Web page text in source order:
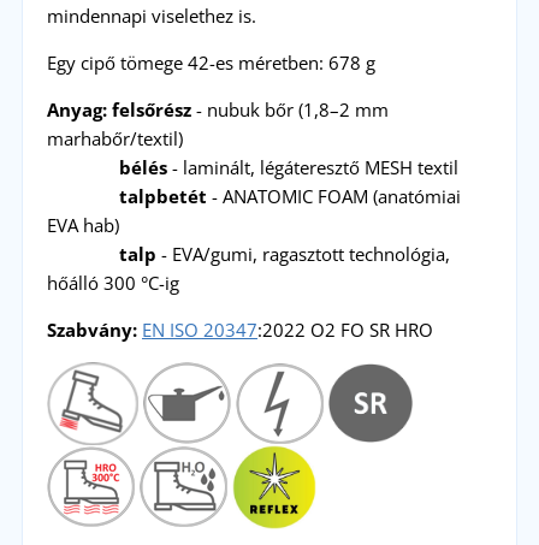
mindennapi viselethez is.
Egy cipő tömege 42-es méretben: 678 g
Anyag: felsőrész- nubuk bőr (1,8–2 mm
marhabőr/textil)
bélés- laminált, légáteresztő MESH textil
talpbetét - ANATOMIC FOAM (anatómiai
EVA hab)
talp - EVA/gumi, ragasztott technológia,
hőálló 300 °C-ig
Szabvány: EN ISO 20347:2022 O2 FO SR HRO